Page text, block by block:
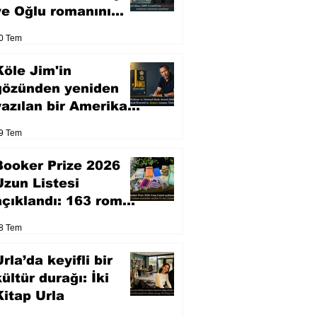
Oğlu romanını
Tem
Jim'in
yeniden
bir Amerikan
Tem
Prize 2026
Listesi
163 roman
Tem
keyifli bir
durağı: İki
Urla